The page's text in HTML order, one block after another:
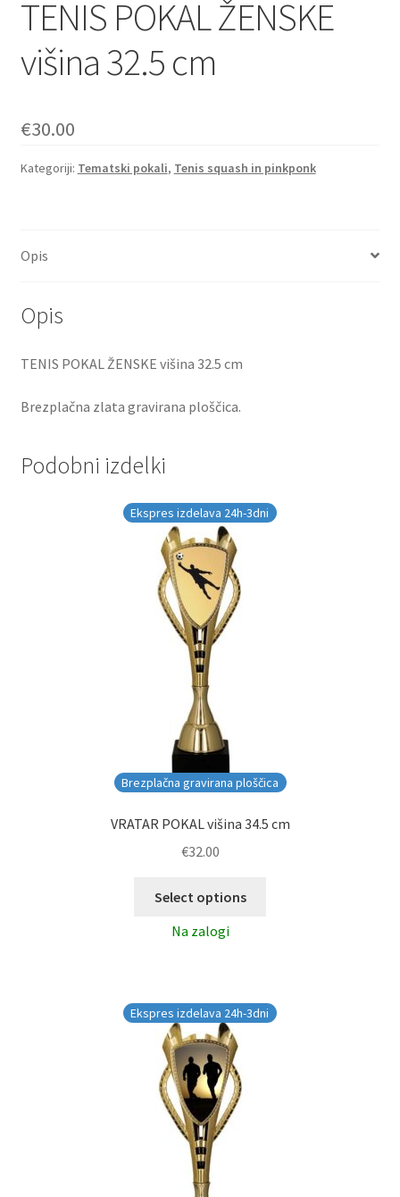
TENIS POKAL ŽENSKE
višina 32.5 cm
€30.00
Kategoriji: Tematski pokali, Tenis squash in pinkponk
Opis
Opis
TENIS POKAL ŽENSKE višina 32.5 cm
Brezplačna zlata gravirana ploščica.
Podobni izdelki
Brezplačna gravirana ploščica
Ekspres izdelava 24h-3dni
VRATAR POKAL višina 34.5 cm
€32.00
Select options
Na zalogi
Ekspres izdelava 24h-3dni